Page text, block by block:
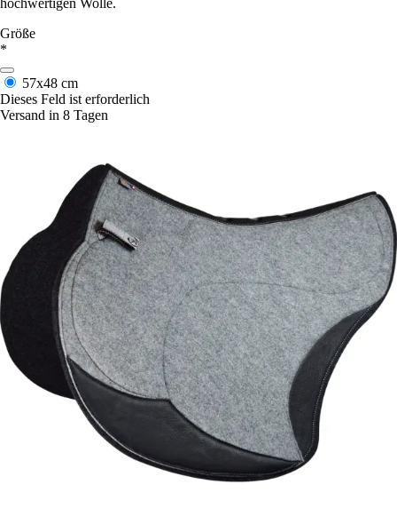
hochwertigen Wolle.
Größe
*
57x48 cm
Dieses Feld ist erforderlich
Versand in 8 Tagen